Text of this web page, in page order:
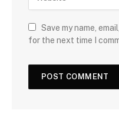
Save my name,
for the next time I